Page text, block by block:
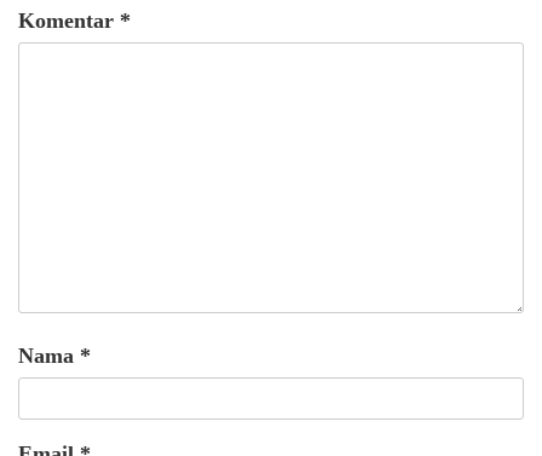
Komentar *
Nama *